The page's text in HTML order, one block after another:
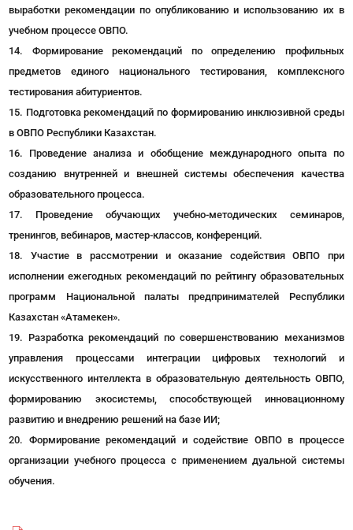
выработки рекомендации по опубликованию и использованию их в
учебном процессе ОВПО.
Формирование рекомендаций по определению профильных
предметов единого национального тестирования, комплексного
тестирования абитуриентов.
Подготовка рекомендаций по формированию инклюзивной среды
в ОВПО Республики Казахстан.
Проведение анализа и обобщение международного опыта по
созданию внутренней и внешней системы обеспечения качества
образовательного процесса.
Проведение обучающих учебно-методических семинаров,
тренингов, вебинаров, мастер-классов, конференций.
Участие в рассмотрении и оказание содействия ОВПО при
исполнении ежегодных рекомендаций по рейтингу образовательных
программ Национальной палаты предпринимателей Республики
Казахстан «Атамекен».
Разработка рекомендаций по совершенствованию механизмов
управления процессами интеграции цифровых технологий и
искусственного интеллекта в образовательную деятельность ОВПО,
формированию экосистемы, способствующей инновационному
развитию и внедрению решений на базе ИИ;
Формирование рекомендаций и содействие ОВПО в процессе
организации учебного процесса с применением дуальной системы
обучения.